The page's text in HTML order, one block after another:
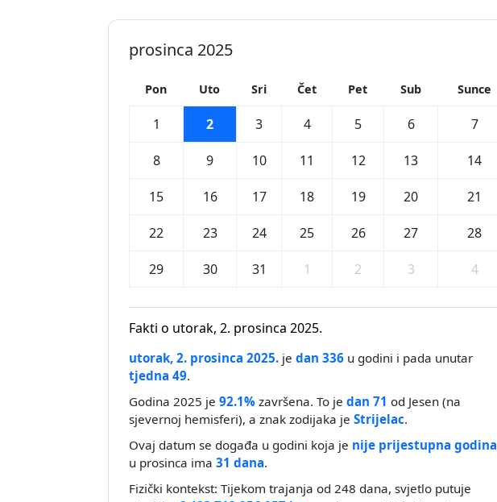
prosinca 2025
Pon Uto Sri Čet Pet Sub Sunce
1 2 3 4 5 6 7
8 9 10 11 12 13 14
15 16 17 18 19 20 21
22 23 24 25 26 27 28
29 30 31 1 2 3 4
Fakti o utorak, 2. prosinca 2025.
utorak, 2. prosinca 2025. je dan 336 u godini i pada unutar
tjedna 49.
Godina 2025 je 92.1% završena. To je dan 71 od Jesen (na
sjevernoj hemisferi), a znak zodijaka je Strijelac.
Ovaj datum se događa u godini koja je nije prijestupna godina
u prosinca ima 31 dana.
Fizički kontekst: Tijekom trajanja od 248 dana, svjetlo putuje